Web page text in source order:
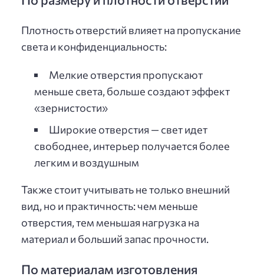
Плотность отверстий влияет на пропускание
света и конфиденциальность:
Мелкие отверстия пропускают
меньше света, больше создают эффект
«зернистости»
Широкие отверстия — свет идет
свободнее, интерьер получается более
легким и воздушным
Также стоит учитывать не только внешний
вид, но и практичность: чем меньше
отверстия, тем меньшая нагрузка на
материал и больший запас прочности.
По материалам изготовления